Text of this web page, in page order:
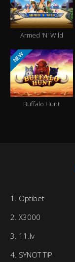
Armed 'N' Wild
NEW
Buffalo Hunt
1. Optibet
2. X3000
3. 11.lv
4. SYNOT TIP